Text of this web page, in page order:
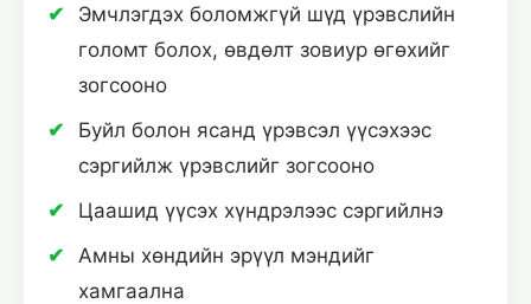
Эмчлэгдэх боломжгүй шүд үрэвслийн
голомт болох, өвдөлт зовиур өгөхийг
зогсооно
Буйл болон ясанд үрэвсэл үүсэхээс
сэргийлж үрэвслийг зогсооно
Цаашид үүсэх хүндрэлээс сэргийлнэ
Амны хөндийн эрүүл мэндийг
хамгаална